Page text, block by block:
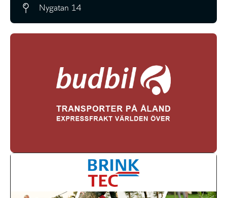
Nygatan 14